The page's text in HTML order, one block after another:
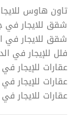
تاون هاوس
شقق للايجار في
شقق للايجار في
فلل للإيجار في
عقارات للإيجار
عقارات للإيجار
عقارات للايجار